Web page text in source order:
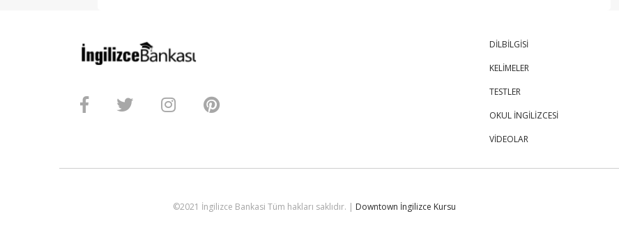
DİLBİLGİSİ
KELİMELER
TESTLER
OKUL İNGİLİZCESİ
VİDEOLAR
©2021 İngilizce Bankasi Tüm hakları saklıdır. | Downtown İngilizce Kursu